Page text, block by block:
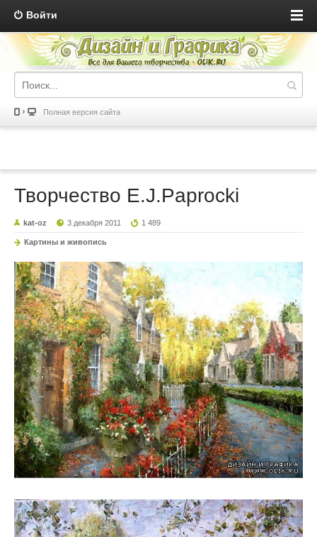
Войти
Полная версия сайта
Творчество E.J.Paprocki
kat-oz 3 декабря 2011 1 489
Картины и живопись